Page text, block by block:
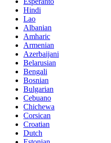
Hindi
Lao
Albanian
Amharic
Armenian
Azerbaijani
Belarusian
Bengali
Bosnian
Bulgarian
Cebuano
Chichewa
Corsican
Croatian
Dutch